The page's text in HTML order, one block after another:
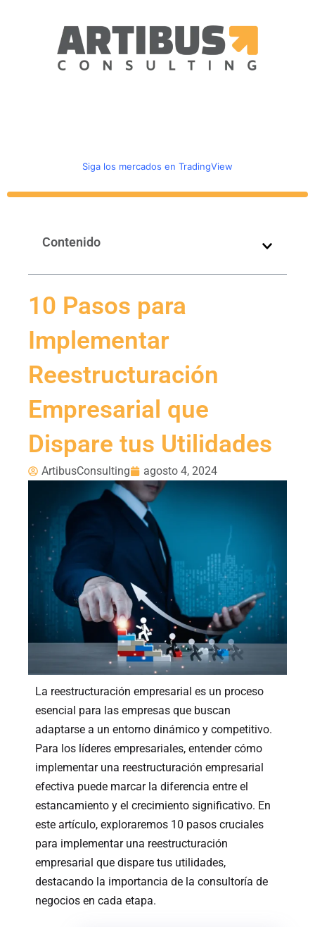
Siga los mercados en TradingView
10 Pasos para
Implementar
Reestructuración
Empresarial que
Dispare tus Utilidades
ArtibusConsulting agosto 4, 2024
La reestructuración empresarial es un proceso
esencial para las empresas que buscan
adaptarse a un entorno dinámico y competitivo.
Para los líderes empresariales, entender cómo
implementar una reestructuración empresarial
efectiva puede marcar la diferencia entre el
estancamiento y el crecimiento significativo. En
este artículo, exploraremos 10 pasos cruciales
para implementar una reestructuración
empresarial que dispare tus utilidades,
destacando la importancia de la consultoría de
negocios en cada etapa.
Contenido